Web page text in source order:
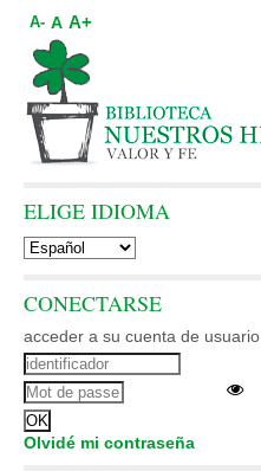
A- A A+
ELIGE IDIOMA
CONECTARSE
acceder a su cuenta de usuario
Olvidé mi contraseña